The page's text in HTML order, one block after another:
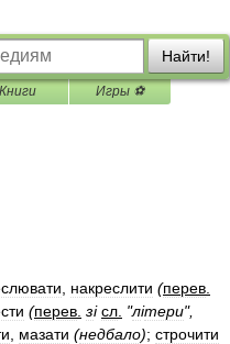
Найти!
Книги Игры ⚽
накреслити (перев
(перев зі сл "літери",
мазати (недбало); строчити